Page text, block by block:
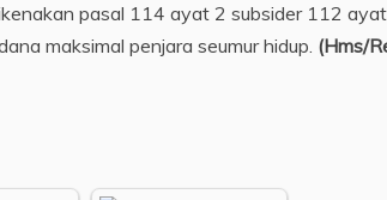
pasal 114 ayat 2 subsider 112
maksimal penjara seumur hidup. (Hms/